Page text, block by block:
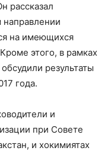
рассказал
направлении
на имеющихся
этого, в рамках
результаты
года.
и
при Совете
и хокимиятах